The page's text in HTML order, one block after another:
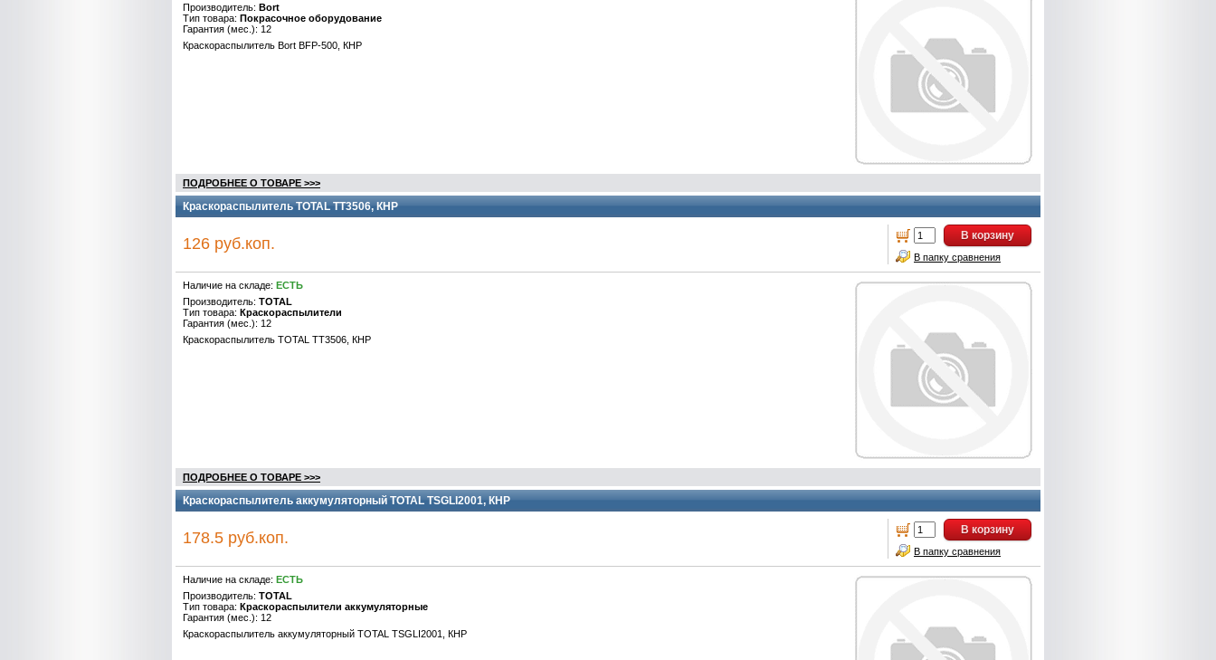
Производитель: Bort
Тип товара: Покрасочное оборудование
Гарантия (мес.): 12
Краскораспылитель Bort BFP-500, КНР
ПОДРОБНЕЕ О ТОВАРЕ >>>
Краскораспылитель TOTAL TT3506, КНР
126 руб.коп. В корзину
В папку сравнения
Наличие на складе: ЕСТЬ
Производитель: TOTAL
Тип товара: Краскораспылители
Гарантия (мес.): 12
Краскораспылитель TOTAL TT3506, КНР
ПОДРОБНЕЕ О ТОВАРЕ >>>
Краскораспылитель аккумуляторный TOTAL TSGLI2001, КНР
178.5 руб.коп. В корзину
В папку сравнения
Наличие на складе: ЕСТЬ
Производитель: TOTAL
Тип товара: Краскораспылители аккумуляторные
Гарантия (мес.): 12
Краскораспылитель аккумуляторный TOTAL TSGLI2001, КНР